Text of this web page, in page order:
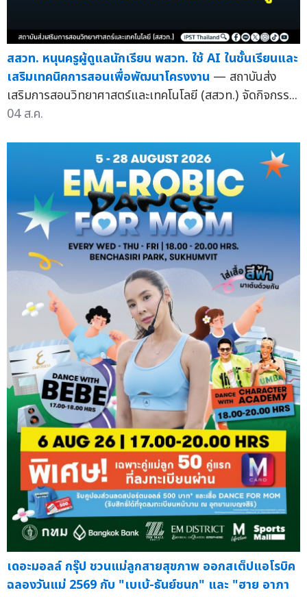
สสวท. หนุนครูผู้ดูแลนักเรียน พสวท. ใช้ AI ในชั้นเรียนและ
เสริมเทคนิคการสอนเพื่อพัฒนาโครงงาน — สถาบันส่ง
เสริมการสอนวิทยาศาสตร์และเทคโนโลยี (สสวท.) จัดกิจกรร...
04 ส.ค.
เดอะมอลล์ กรุ๊ป ชวนแม่ลูกสายสุขภาพ ออกสเต็ปแอโรบิค
ฉลองวันแม่ 2569 กับ "เบเบ้-ธันย์ชนก" และ "ฮาย อาภา